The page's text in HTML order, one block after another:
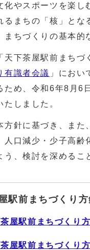
化やスポーツを楽
るまちの「核」とな
まちづくりの基本
下茶屋駅前まちづ
有識者会議 」にお
ため、令和6年8月6
たしました。
針に基づき、また
人口減少・少子高
う、検討を深める
駅前まちづくり
屋駅前まちづくり
屋駅前まちづくり